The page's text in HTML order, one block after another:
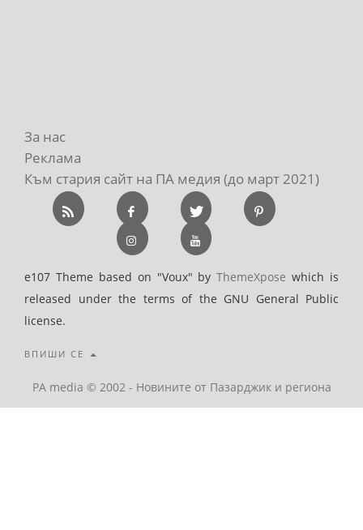
За нас
Реклама
Към стария сайт на ПА медия (до март 2021)
e107 Theme based on "Voux" byThemeXpose which is
released under the terms of the GNU General Public
license.
ВПИШИ СЕ
PA media © 2002 - Новините от Пазарджик и региона